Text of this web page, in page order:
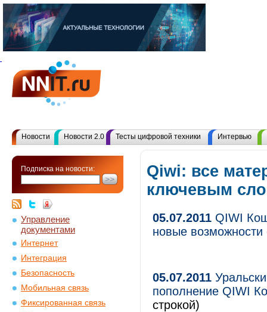
Новости Новости 2.0 Тесты цифровой техники Интервью
Подписка на новости:
Управление
документами
Интернет
Интеграция
Безопасность
Мобильная связь
Фиксированная связь
Qiwi: все
ключевым
05.07.2011 QIWI
новые возможности
05.07.2011
пополнение QIWI
строкой)